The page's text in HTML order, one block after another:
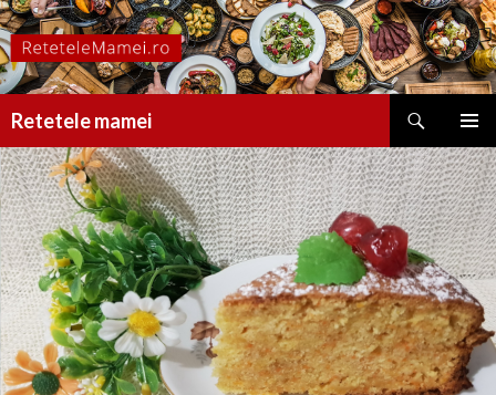
Retetele mamei
MENIU
LA
CONȚINUT